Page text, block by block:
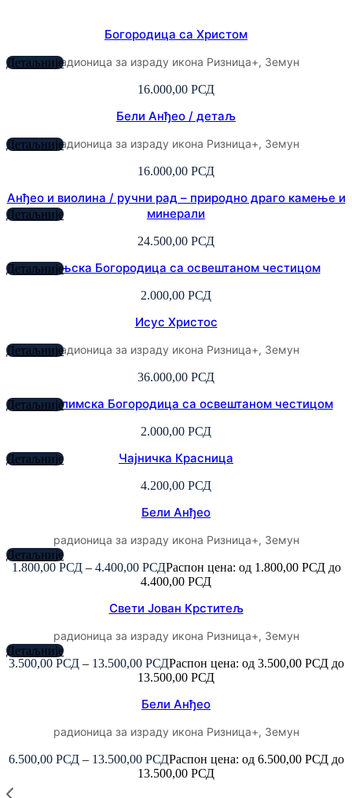
Богородица са Христом
радионица за израду икона Ризница+, Земун
16.000,00 РСД
Детаљније
Бели Анђео / детаљ
радионица за израду икона Ризница+, Земун
16.000,00 РСД
Детаљније
Анђео и виолина / ручни рад – природно драго камење и
минерали
24.500,00 РСД
Детаљније
Казањска Богородица са освештаном честицом
2.000,00 РСД
Детаљније
Исус Христос
радионица за израду икона Ризница+, Земун
36.000,00 РСД
Детаљније
Јерусалимска Богородица са освештаном честицом
2.000,00 РСД
Детаљније
Чајничка Красница
4.200,00 РСД
Детаљније
Бели Анђео
радионица за израду икона Ризница+, Земун
1.800,00 РСД – 4.400,00 РСДРаспон цена: од 1.800,00 РСД до
4.400,00 РСД
Детаљније
Свети Јован Крститељ
радионица за израду икона Ризница+, Земун
3.500,00 РСД – 13.500,00 РСДРаспон цена: од 3.500,00 РСД до
13.500,00 РСД
Детаљније
Бели Анђео
радионица за израду икона Ризница+, Земун
6.500,00 РСД – 13.500,00 РСДРаспон цена: од 6.500,00 РСД до
13.500,00 РСД